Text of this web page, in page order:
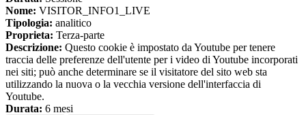
Nome: VISITOR_INFO1_LIVE
Tipologia: analitico
Proprieta: Terza-parte
Descrizione: Questo cookie è impostato da Youtube per tenere
traccia delle preferenze dell'utente per i video di Youtube incorporati
nei siti; può anche determinare se il visitatore del sito web sta
utilizzando la nuova o la vecchia versione dell'interfaccia di
Youtube.
Durata: 6 mesi